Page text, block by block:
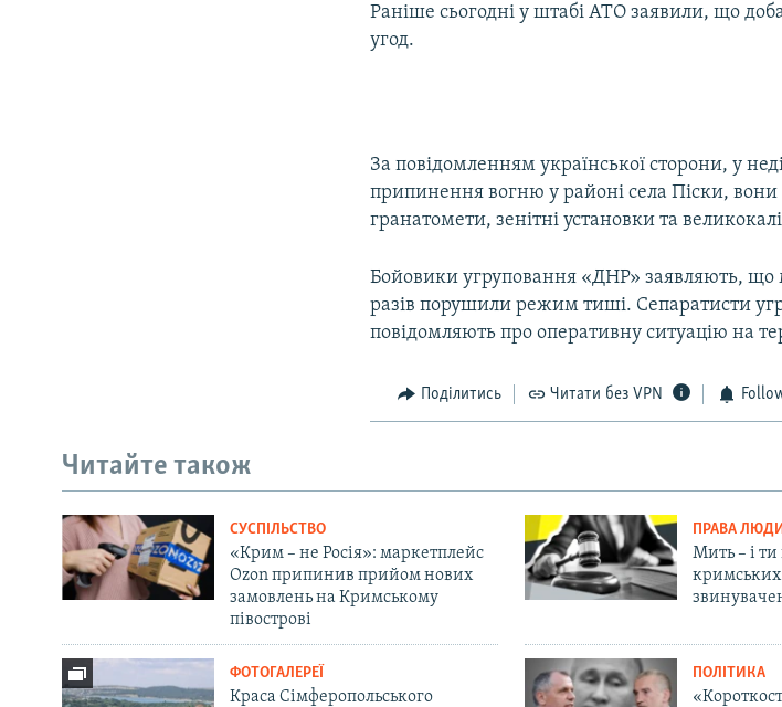
Раніше сьогодні у штабі АТО заявили, що
угод.
За повідомленням української сторони, у
припинення вогню у районі села Піски, вони
гранатомети, зенітні установки та
Бойовики угруповання «ДНР» заявляють, що
разів порушили режим тиші. Сепаратисти
повідомляють про оперативну ситуацію на
Поділитись Читати без VPN
Читайте також
СУСПІЛЬСТВО
«Крим – не Росія»: маркетплейс
Ozon припинив прийом нових
замовлень на Кримському
півострові
ПРАВА
Мить – і
кримських
ФОТОГАЛЕРЕЇ
Краса Сімферопольського
ПОЛІТИКА